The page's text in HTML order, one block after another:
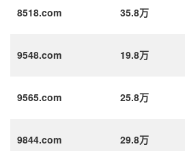
8518.com 35.8万
9548.com 19.8万
9565.com 25.8万
9844.com 29.8万